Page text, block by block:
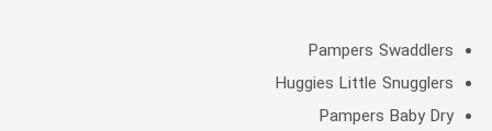
Pampers Swaddlers
Huggies Little Snugglers
Pampers Baby Dry